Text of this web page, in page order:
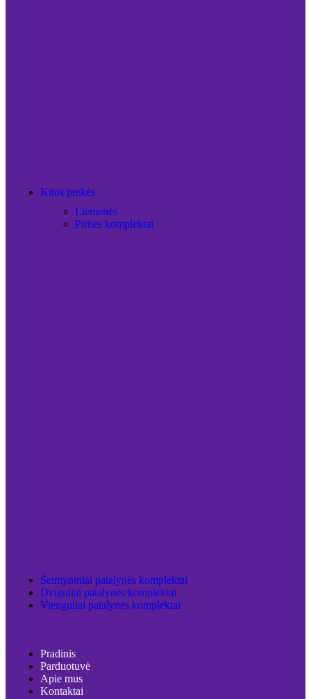
Kitos prekės
Liemenės
Pirties komplektai
Šeimyniniai patalynės komplektai
Dviguliai patalynės komplektai
Vienguliai patalynės komplektai
Pradinis
Parduotuvė
Apie mus
Kontaktai